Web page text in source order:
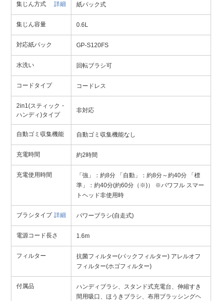
集じん方式 詳細 紙パック式
集じん容量 0.6L
対応紙パック GP-S120FS
水洗い 回転ブラシ可
コードタイプ コードレス
2in1(スティック・
ハンディ)タイプ
非対応
自動ゴミ収集機能 自動ゴミ収集機能なし
充電時間 約2時間
充電使用時間
「強」：約8分 「自動」：約8分～約40分 「標
準」：約40分(約60分（※)） ※パワフル スマー
トヘッド非使用時
ブラシタイプ 詳細 パワーブラシ(自走式)
電源コード長さ 1.6m
フィルター
抗菌フィルター(パックフィルター) アレルオフ
フィルター(ホゴフィルター)
付属品
ハンディブラシ、スタンド式充電台、伸縮すき
間用吸口、ほうきブラシ、布用ブラッシングヘ